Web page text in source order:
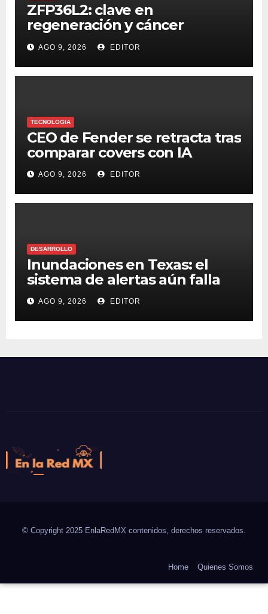
ZFP36L2: clave en
regeneración y cáncer
colorrectal
AGO 9, 2026 EDITOR
TECNOLOGIA
CEO de Fender se retracta tras
comparar covers con IA
AGO 9, 2026 EDITOR
DESARROLLO
Inundaciones en Texas: el
sistema de alertas aún falla
AGO 9, 2026 EDITOR
© Copyright 2025 EnlaRedMX contenidos, derechos reservados.
Home Quienes Somos